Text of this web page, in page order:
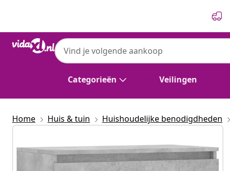
Categorieën Veilingen
Home Huis & tuin Huishoudelijke benodigdheden